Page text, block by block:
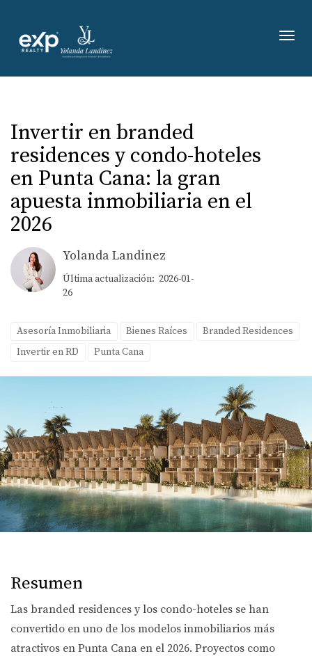
Invertir en branded
residences y condo-hoteles
en Punta Cana: la gran
apuesta inmobiliaria en el
2026
Yolanda Landinez
Última actualización: 2026-01-
26
Asesoría Inmobiliaria Bienes Raíces
Branded Residences
Invertir en RD
Punta Cana
Resumen
Las branded residences y los condo-hoteles se han
convertido en uno de los modelos inmobiliarios más
atractivos en Punta Cana en el 2026. Proyectos como